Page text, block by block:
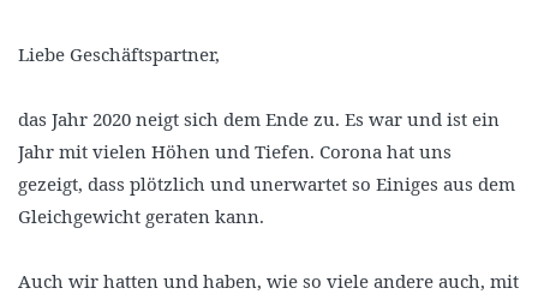
Liebe Geschäftspartner,
das Jahr 2020 neigt sich dem Ende zu. Es war und ist ein
Jahr mit vielen Höhen und Tiefen. Corona hat uns
gezeigt, dass plötzlich und unerwartet so Einiges aus dem
Gleichgewicht geraten kann.
Auch wir hatten und haben, wie so viele andere auch, mit